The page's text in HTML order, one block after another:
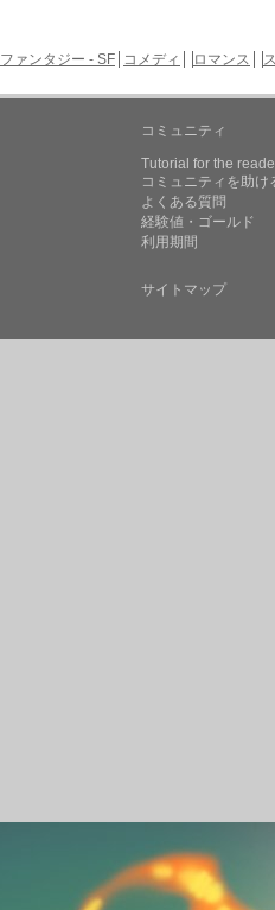
ファンタジー - SF コメディ ロマンス
コミュニティ
Tutorial for the
コミュニティを助け
よくある質問
経験値・ゴールド
利用期間
サイトマップ